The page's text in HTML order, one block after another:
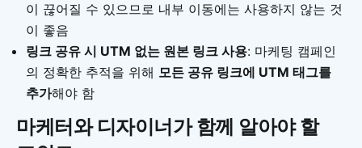
이 끊어질 수 있으므로 내부 이동에는 사용하지 않는 것
이 좋음
링크 공유 시 UTM 없는 원본 링크 사용: 마케팅 캠페인
의 정확한 추적을 위해 모든 공유 링크에 UTM 태그를
추가해야 함
마케터와 디자이너가 함께 알아야 할